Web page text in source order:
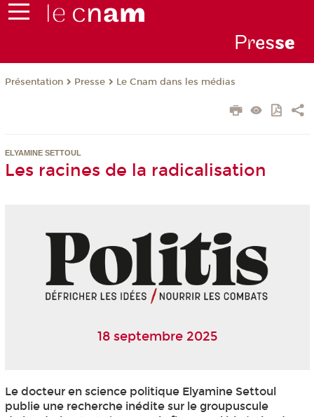
Presse
Présentation Presse Le Cnam dans les médias
ELYAMINE SETTOUL
Les racines de la radicalisation
18 septembre 2025
Le docteur en science politique Elyamine Settoul
publie une recherche inédite sur le groupuscule